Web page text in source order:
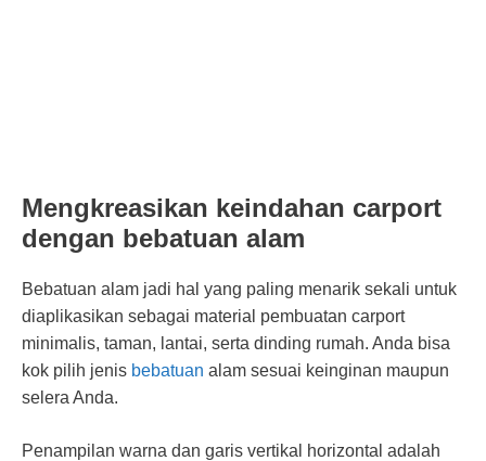
Mengkreasikan keindahan carport
dengan bebatuan alam
Bebatuan alam jadi hal yang paling menarik sekali untuk
diaplikasikan sebagai material pembuatan carport
minimalis, taman, lantai, serta dinding rumah. Anda bisa
kok pilih jenis bebatuan alam sesuai keinginan maupun
selera Anda.
Penampilan warna dan garis vertikal horizontal adalah